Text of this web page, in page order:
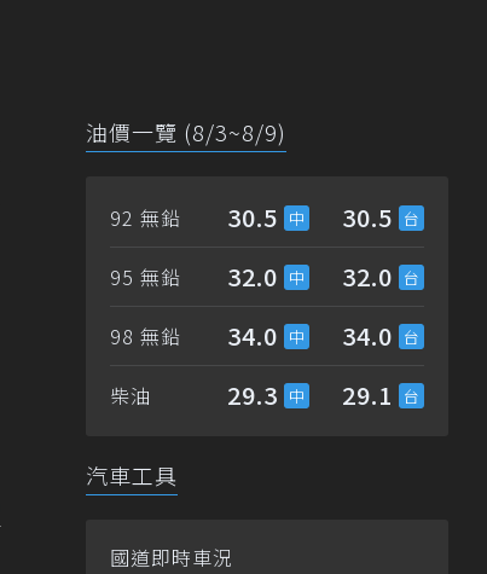
油價一覽 (8/3~8/9)
92 無鉛 30.5 30.5
95 無鉛 32.0 32.0
98 無鉛 34.0 34.0
柴油 29.3 29.1
汽車工具
國道即時車況